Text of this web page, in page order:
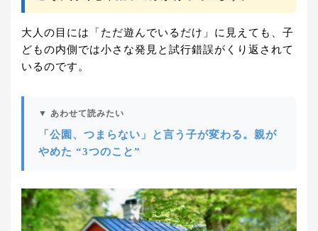
大人の目には「ただ遊んでいるだけ」に見えても、子
どもの内側では小さな発見と試行錯誤がくり返されて
いるのです。
▼ あわせて読みたい
「公園、つまらない」と言う子が変わる。親が
やめた “3つのこと”